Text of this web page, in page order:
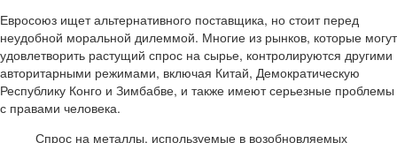
Евросоюз ищет альтернативного поставщика, но стоит перед
неудобной моральной дилеммой. Многие из рынков, которые могут
удовлетворить растущий спрос на сырье, контролируются другими
авторитарными режимами, включая Китай, Демократическую
Республику Конго и Зимбабве, и также имеют серьезные проблемы
с правами человека.
Спрос на металлы, используемые в возобновляемых